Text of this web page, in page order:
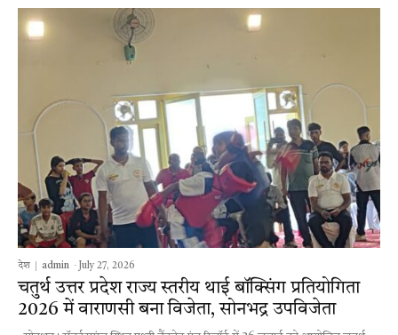
देश admin - July 27, 2026
चतुर्थ उत्तर प्रदेश राज्य स्तरीय थाई बॉक्सिंग प्रतियोगिता
2026 में वाराणसी बना विजेता, सोनभद्र उपविजेता